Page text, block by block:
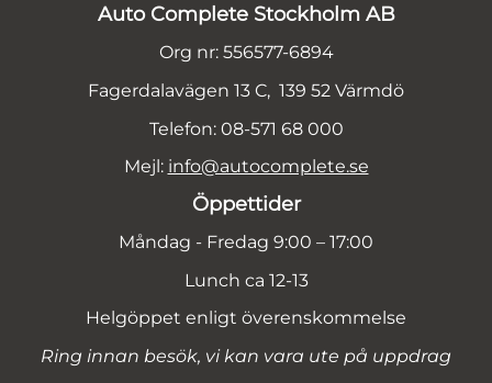
Auto Complete Stockholm AB
Org nr: 556577-6894
Fagerdalavägen 13 C, 139 52 Värmdö
Telefon: 08-571 68 000
Mejl: info@autocomplete.se
Öppettider
Måndag - Fredag 9:00 – 17:00
Lunch ca 12-13
Helgöppet enligt överenskommelse
Ring innan besök, vi kan vara ute på uppdrag